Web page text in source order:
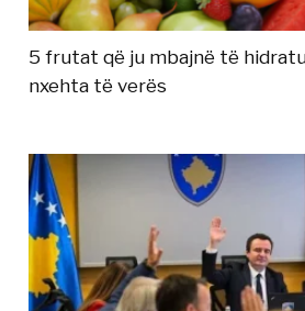
5 frutat që ju mbajnë të
nxehta të verës